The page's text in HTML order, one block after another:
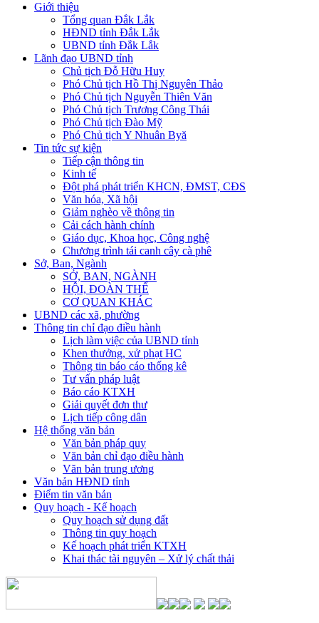
Giới thiệu
Tổng quan Đắk Lắk
HĐND tỉnh Đắk Lắk
UBND tỉnh Đắk Lắk
Lãnh đạo UBND tỉnh
Chủ tịch Đỗ Hữu Huy
Phó Chủ tịch Hồ Thị Nguyên Thảo
Phó Chủ tịch Nguyễn Thiên Văn
Phó Chủ tịch Trương Công Thái
Phó Chủ tịch Đào Mỹ
Phó Chủ tịch Y Nhuân Byă
Tin tức sự kiện
Tiếp cận thông tin
Kinh tế
Đột phá phát triển KHCN, ĐMST, CĐS
Văn hóa, Xã hội
Giảm nghèo về thông tin
Cải cách hành chính
Giáo dục, Khoa học, Công nghệ
Chương trình tái canh cây cà phê
Sở, Ban, Ngành
SỞ, BAN, NGÀNH
HỘI, ĐOÀN THỂ
CƠ QUAN KHÁC
UBND các xã, phường
Thông tin chỉ đạo điều hành
Lịch làm việc của UBND tỉnh
Khen thưởng, xử phạt HC
Thông tin báo cáo thống kê
Tư vấn pháp luật
Báo cáo KTXH
Giải quyết đơn thư
Lịch tiếp công dân
Hệ thống văn bản
Văn bản pháp quy
Văn bản chỉ đạo điều hành
Văn bản trung ương
Văn bản HĐND tỉnh
Điểm tin văn bản
Quy hoạch - Kế hoạch
Quy hoạch sử dụng đất
Thông tin quy hoạch
Kế hoạch phát triển KTXH
Khai thác tài nguyên – Xử lý chất thải